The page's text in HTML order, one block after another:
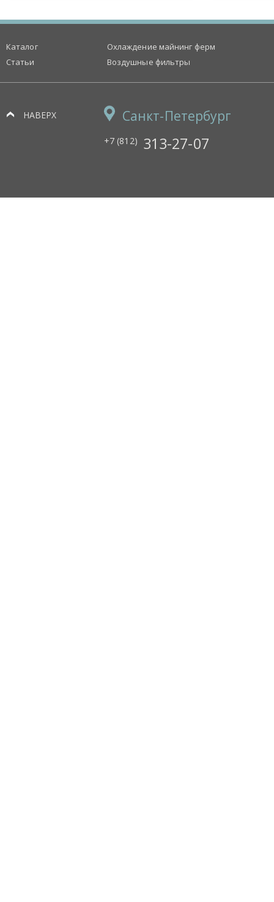
Каталог
Статьи
Охлаждение майнинг ферм
Воздушные фильтры
НАВЕРХ Санкт-Петербург
+7 (812) 313-27-07